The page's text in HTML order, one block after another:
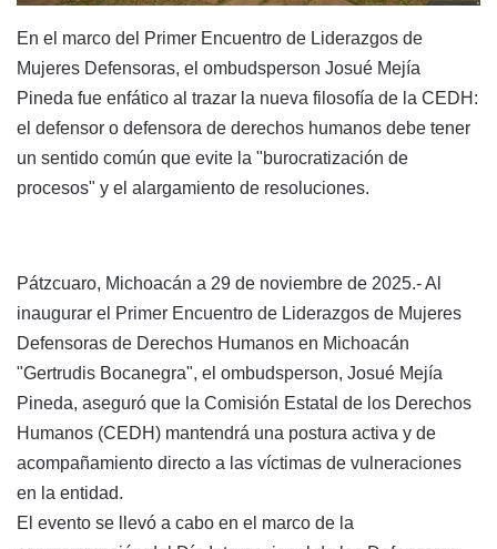
En el marco del Primer Encuentro de Liderazgos de
Mujeres Defensoras, el ombudsperson Josué Mejía
Pineda fue enfático al trazar la nueva filosofía de la CEDH:
el defensor o defensora de derechos humanos debe tener
un sentido común que evite la "burocratización de
procesos" y el alargamiento de resoluciones.
Pátzcuaro, Michoacán a 29 de noviembre de 2025.- Al
inaugurar el Primer Encuentro de Liderazgos de Mujeres
Defensoras de Derechos Humanos en Michoacán
"Gertrudis Bocanegra", el ombudsperson, Josué Mejía
Pineda, aseguró que la Comisión Estatal de los Derechos
Humanos (CEDH) mantendrá una postura activa y de
acompañamiento directo a las víctimas de vulneraciones
en la entidad.
El evento se llevó a cabo en el marco de la